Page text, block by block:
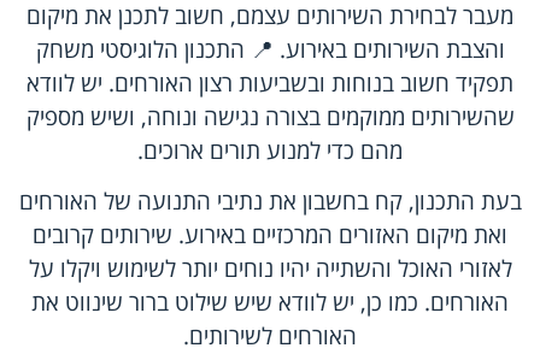
מעבר לבחירת השירותים עצמם, חשוב לתכנן את מיקום
והצבת השירותים באירוע. 📍 התכנון הלוגיסטי משחק
תפקיד חשוב בנוחות ובשביעות רצון האורחים. יש לוודא
שהשירותים ממוקמים בצורה נגישה ונוחה, ושיש מספיק
מהם כדי למנוע תורים ארוכים.
בעת התכנון, קח בחשבון את נתיבי התנועה של האורחים
ואת מיקום האזורים המרכזיים באירוע. שירותים קרובים
לאזורי האוכל והשתייה יהיו נוחים יותר לשימוש ויקלו על
האורחים. כמו כן, יש לוודא שיש שילוט ברור שינווט את
האורחים לשירותים.